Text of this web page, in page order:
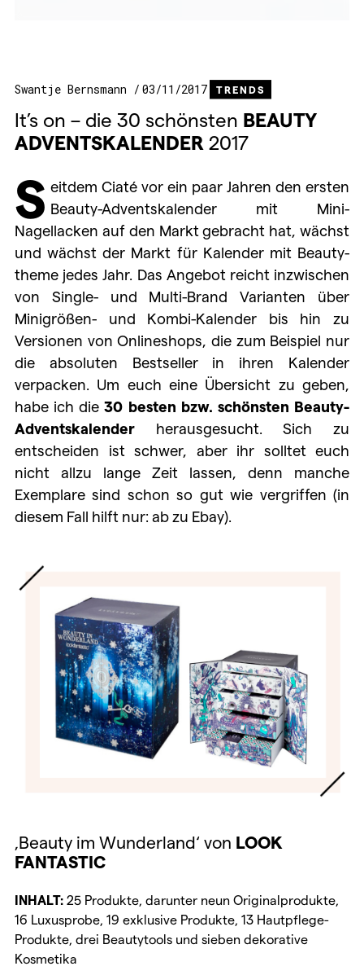
Swantje Bernsmann 03/11/2017 TRENDS
It’s on – die 30 schönsten BEAUTY
ADVENTSKALENDER 2017
S eitdem Ciaté vor ein paar Jahren den ersten
Beauty-Adventskalender mit Mini-
Nagellacken auf den Markt gebracht hat, wächst
und wächst der Markt für Kalender mit Beauty-
theme jedes Jahr. Das Angebot reicht inzwischen
von Single- und Multi-Brand Varianten über
Minigrößen- und Kombi-Kalender bis hin zu
Versionen von Onlineshops, die zum Beispiel nur
die absoluten Bestseller in ihren Kalender
verpacken. Um euch eine Übersicht zu geben,
habe ich die30 besten bzw. schönsten Beauty-
Adventskalender herausgesucht. Sich zu
entscheiden ist schwer, aber ihr solltet euch
nicht allzu lange Zeit lassen, denn manche
Exemplare sind schon so gut wie vergriffen (in
diesem Fall hilft nur: ab zu Ebay).
‚Beauty im Wunderland‘ von LOOK
FANTASTIC
INHALT: 25 Produkte, darunter neun Originalprodukte,
16 Luxusprobe, 19 exklusive Produkte, 13 Hautpflege-
Produkte, drei Beautytools und sieben dekorative
Kosmetika